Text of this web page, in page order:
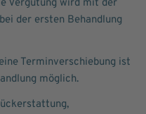
Vergütung wird mit der
der ersten Behandlung
Terminverschiebung ist
möglich.